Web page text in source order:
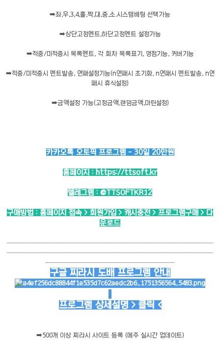
➡️좌,우,3,4,홀,짝,대,중,소.시스템배팅 선택가능
➡️상단고정멘트,하단고정멘트 설정가능
➡️적중/미적중시 목록멘트, 각 회차 목록표기, 영점기능, 커버기능
➡️적중/미적중시 멘트발송, 연패설정기능(n연패시 초기화, n연패시 멘트발송, n연
패시 휴식설정)
➡️금액설정 가능(고정금액,랜덤금액,마틴설정)
카카오톡 오토픽 프로그램 - 30일 20만원
홈페이지 : https://ttsoft.kr
텔레그램 : @TTSOFTKR12
구매방법 : 홈페이지 접속 > 회원가입 > 캐시충전 > 프로그램구매 > 다
운로드
───────────────────────────────────
───────────────────────────────────
──────────────────────
구글 찌라시 도배 프로그램 안내
프로그램 상세설명 > 클릭 <
➡️500개 이상 찌라시 사이트 등록 (메주 실시간 업데이트)